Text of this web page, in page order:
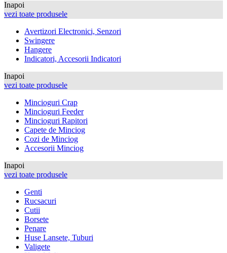
Inapoi
vezi toate produsele
Avertizori Electronici, Senzori
Swingere
Hangere
Indicatori, Accesorii Indicatori
Inapoi
vezi toate produsele
Mincioguri Crap
Mincioguri Feeder
Mincioguri Rapitori
Capete de Minciog
Cozi de Minciog
Accesorii Minciog
Inapoi
vezi toate produsele
Genti
Rucsacuri
Cutii
Borsete
Penare
Huse Lansete, Tuburi
Valigete